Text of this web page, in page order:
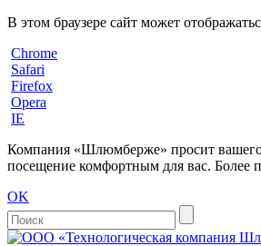
В этом браузере сайт может
Chrome
Safari
Firefox
Opera
IE
Компания «Шлюмберже» просит вашего
посещение комфортным для вас. Более
OK